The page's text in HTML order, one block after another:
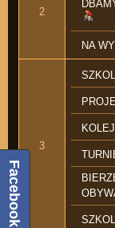
2
NA
3
Facebook